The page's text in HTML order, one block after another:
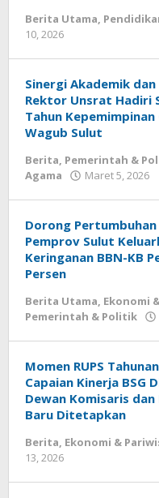
Berita Utama,
10, 2026
Sinergi Akademik
Rektor Unsrat Hadiri
Tahun
Wagub Sulut
Berita, Pemerintah &
Agama
Maret 5, 2026
Dorong Pertumbuhan
Pemprov Sulut
Keringanan BBN-KB
Persen
Berita Utama, Ekonomi
Pemerintah & Politik
Momen RUPS
Capaian Kinerja BSG
Dewan Komisaris
Baru Ditetapkan
Berita, Ekonomi &
13, 2026